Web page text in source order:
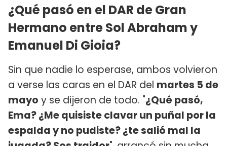
¿Qué pasó en el DAR de Gran
Hermano entre Sol Abraham y
Emanuel Di Gioia?
Sin que nadie lo esperase, ambos volvieron
a verse las caras en el DAR del martes 5 de
mayo y se dijeron de todo. "¿Qué pasó,
Ema? ¿Me quisiste clavar un puñal por la
espalda y no pudiste? ¿te salió mal la